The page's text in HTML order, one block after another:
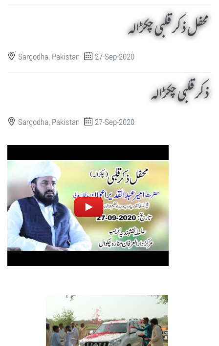
محفل ذکر قلبی چکڑالہ
Sargodha, Pakistan 27-Sep-2020
ذکر قلبی چکڑالہ
Sargodha, Pakistan 27-Sep-2020